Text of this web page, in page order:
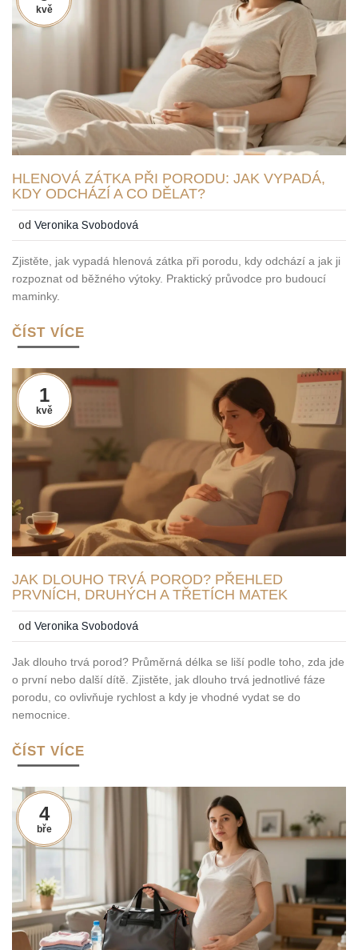
kvě
HLENOVÁ ZÁTKA PŘI PORODU: JAK VYPADÁ,
KDY ODCHÁZÍ A CO DĚLAT?
odVeronika Svobodová
Zjistěte, jak vypadá hlenová zátka při porodu, kdy odchází a jak ji
rozpoznat od běžného výtoky. Praktický průvodce pro budoucí
maminky.
ČÍST VÍCE
1
kvě
JAK DLOUHO TRVÁ POROD? PŘEHLED
PRVNÍCH, DRUHÝCH A TŘETÍCH MATEK
odVeronika Svobodová
Jak dlouho trvá porod? Průměrná délka se liší podle toho, zda jde
o první nebo další dítě. Zjistěte, jak dlouho trvá jednotlivé fáze
porodu, co ovlivňuje rychlost a kdy je vhodné vydat se do
nemocnice.
ČÍST VÍCE
4
bře